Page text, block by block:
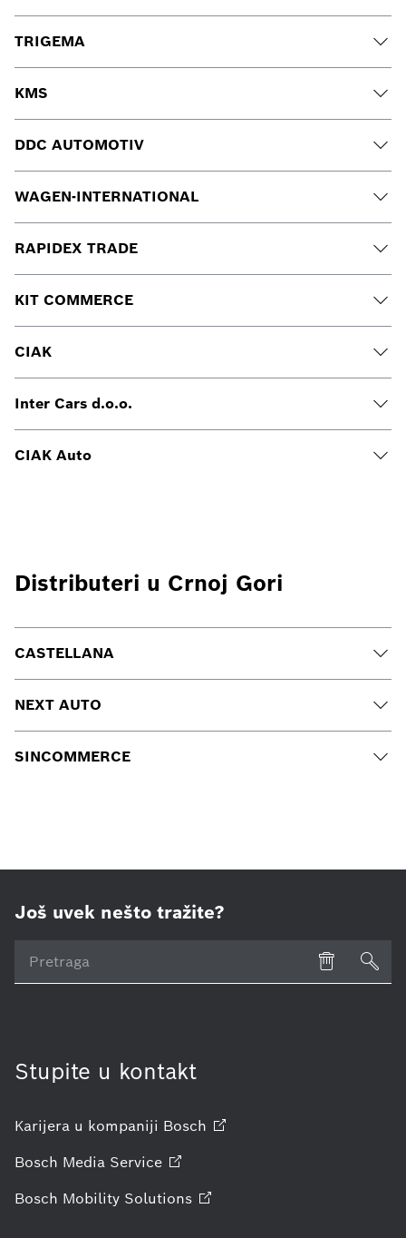
TRIGEMA
KMS
DDC AUTOMOTIV
WAGEN-INTERNATIONAL
RAPIDEX TRADE
KIT COMMERCE
CIAK
Inter Cars d.o.o.
CIAK Auto
Distributeri u Crnoj Gori
CASTELLANA
NEXT AUTO
SINCOMMERCE
Još uvek nešto tražite?
Stupite u kontakt
Karijera u kompaniji Bosch
Bosch Media Service
Bosch Mobility Solutions